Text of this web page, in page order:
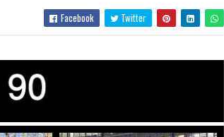
Facebook Twitter